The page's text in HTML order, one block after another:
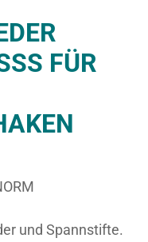
FÜR
und Spannstifte.